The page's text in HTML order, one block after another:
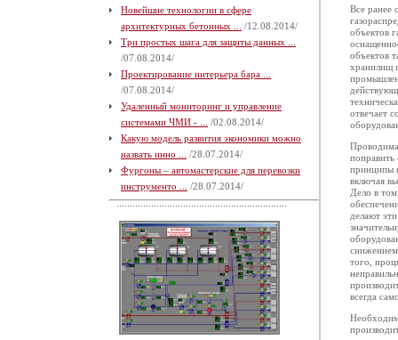
Новейшие технологии в сфере
архитектурных бетонных ...
/12.08.2014/
Три простых шага для защиты данных ...
/07.08.2014/
Проектирование интерьера бара ...
/07.08.2014/
Удаленный мониторинг и управление
системами ЧМИ - ...
/02.08.2014/
Какую модель развития экономики можно
назвать инно ...
/28.07.2014/
Фургоны – автомастерские для перевозки
инструменто ...
/28.07.2014/
Все ранее
объектов
объектов
хранилищ
отвечает
принципы
включая
Дело в
делают
того,
всегда